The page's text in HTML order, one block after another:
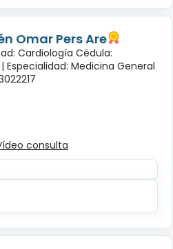
Omar Pers Are
Cardiología Cédula:
Especialidad: Medicina General
consulta